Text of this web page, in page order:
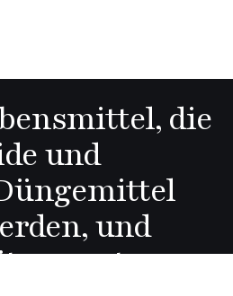
die
und
und
an erster